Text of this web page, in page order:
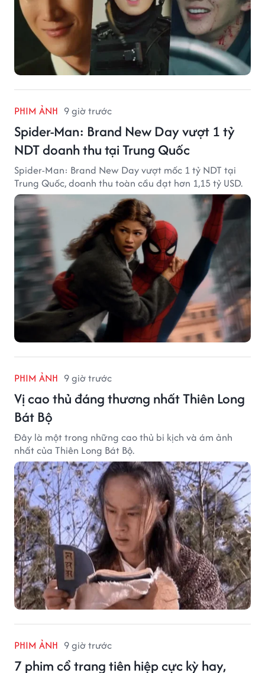
PHIM ẢNH 9 giờ trước
Spider-Man: Brand New Day vượt 1 tỷ
NDT doanh thu tại Trung Quốc
Spider-Man: Brand New Day vượt mốc 1 tỷ NDT tại
Trung Quốc, doanh thu toàn cầu đạt hơn 1,15 tỷ USD.
PHIM ẢNH 9 giờ trước
Vị cao thủ đáng thương nhất Thiên Long
Bát Bộ
Đây là một trong những cao thủ bi kịch và ám ảnh
nhất của Thiên Long Bát Bộ.
PHIM ẢNH 9 giờ trước
7 phim cổ trang tiên hiệp cực kỳ hay,